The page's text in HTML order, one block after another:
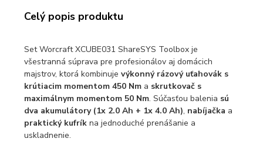
Celý popis produktu
Set Worcraft XCUBE031 ShareSYS Toolbox je
všestranná súprava pre profesionálov aj domácich
majstrov, ktorá kombinujevýkonný rázový uťahovák s
krútiacim momentom 450 Nm a skrutkovač s
maximálnym momentom 50 Nm. Súčasťou balenia sú
dva akumulátory (1x 2.0 Ah + 1x 4.0 Ah), nabíjačka a
praktický kufrík na jednoduché prenášanie a
uskladnenie.